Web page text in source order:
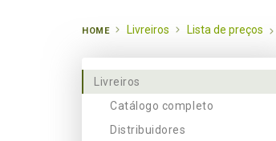
HOME Livreiros Lista de preços
Livreiros
Catálogo completo
Distribuidores